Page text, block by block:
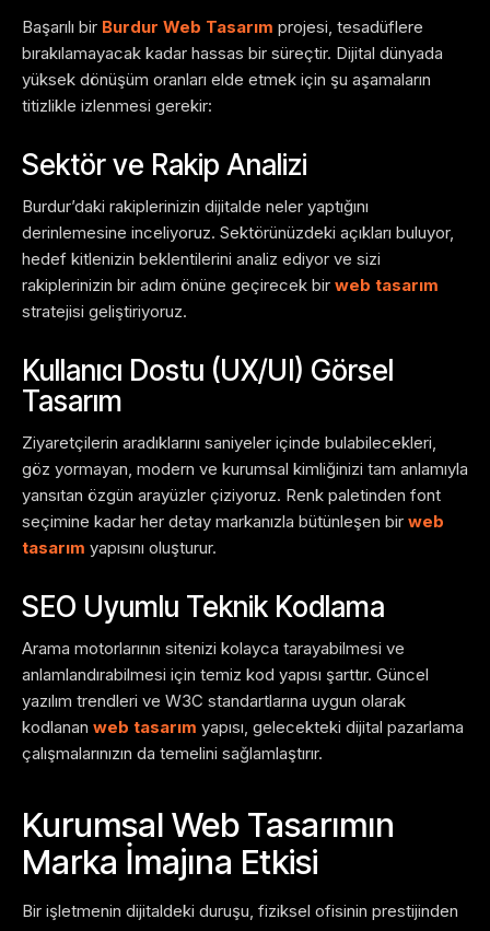
Başarılı bir Burdur Web Tasarım projesi, tesadüflere
bırakılamayacak kadar hassas bir süreçtir. Dijital dünyada
yüksek dönüşüm oranları elde etmek için şu aşamaların
titizlikle izlenmesi gerekir:
Sektör ve Rakip Analizi
Burdur’daki rakiplerinizin dijitalde neler yaptığını
derinlemesine inceliyoruz. Sektörünüzdeki açıkları buluyor,
hedef kitlenizin beklentilerini analiz ediyor ve sizi
rakiplerinizin bir adım önüne geçirecek bir web tasarım
stratejisi geliştiriyoruz.
Kullanıcı Dostu (UX/UI) Görsel
Tasarım
Ziyaretçilerin aradıklarını saniyeler içinde bulabilecekleri,
göz yormayan, modern ve kurumsal kimliğinizi tam anlamıyla
yansıtan özgün arayüzler çiziyoruz. Renk paletinden font
seçimine kadar her detay markanızla bütünleşen bir web
tasarım yapısını oluşturur.
SEO Uyumlu Teknik Kodlama
Arama motorlarının sitenizi kolayca tarayabilmesi ve
anlamlandırabilmesi için temiz kod yapısı şarttır. Güncel
yazılım trendleri ve W3C standartlarına uygun olarak
kodlanan web tasarım yapısı, gelecekteki dijital pazarlama
çalışmalarınızın da temelini sağlamlaştırır.
Kurumsal Web Tasarımın
Marka İmajına Etkisi
Bir işletmenin dijitaldeki duruşu, fiziksel ofisinin prestijinden